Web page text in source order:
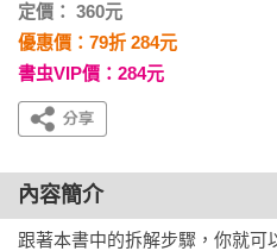
定價： 360元
優惠價：79折 284元
書虫VIP價：284元
內容簡介
跟著本書中的拆解步驟，你就可